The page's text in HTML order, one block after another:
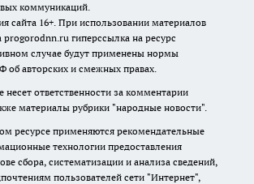
коммуникаций.
сайта 16+. При использовании материалов
progorodnn.ru гиперссылка на ресурс
случае будут применены нормы
об авторских и смежных правах.
несет ответственности за комментарии
материалы рубрики "народные новости".
ресурсе применяются рекомендательные
технологии предоставления
сбора, систематизации и анализа сведений,
пользователей сети "Интернет",